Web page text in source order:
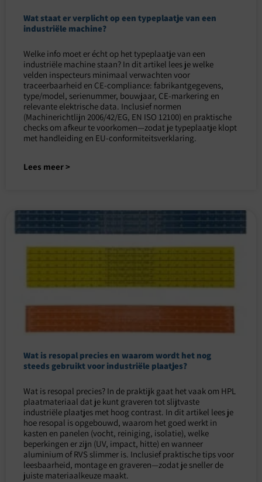
Wat staat er verplicht op een typeplaatje van een
industriële machine?
Welke info moet er écht op het typeplaatje van een
industriële machine staan? In dit artikel lees je welke
velden inspecteurs minimaal verwachten voor
traceerbaarheid en CE-compliance: fabrikantgegevens,
type/model, serienummer, bouwjaar, CE-markering en
relevante elektrische data. Inclusief normen
(Machinerichtlijn 2006/42/EG, EN ISO 12100) en praktische
checks om afkeur te voorkomen—zodat je typeplaatje klopt
met handleiding en EU-conformiteitsverklaring.
Lees meer >
Wat is resopal precies en waarom wordt het nog
steeds gebruikt voor industriële plaatjes?
Wat is resopal precies? In de praktijk gaat het vaak om HPL
plaatmateriaal dat je kunt graveren tot slijtvaste
industriële plaatjes met hoog contrast. In dit artikel lees je
hoe resopal is opgebouwd, waarom het goed werkt in
kasten en panelen (vocht, reiniging, isolatie), welke
beperkingen er zijn (UV, impact, hitte) en wanneer
aluminium of RVS slimmer is. Inclusief praktische tips voor
leesbaarheid, montage en graveren—zodat je sneller de
juiste materiaalkeuze maakt.